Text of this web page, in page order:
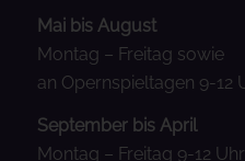
Mai bis August
Montag – Freitag sowie
an Opernspieltagen 9-12
September bis April
Montag – Freitag 9-12 Uhr